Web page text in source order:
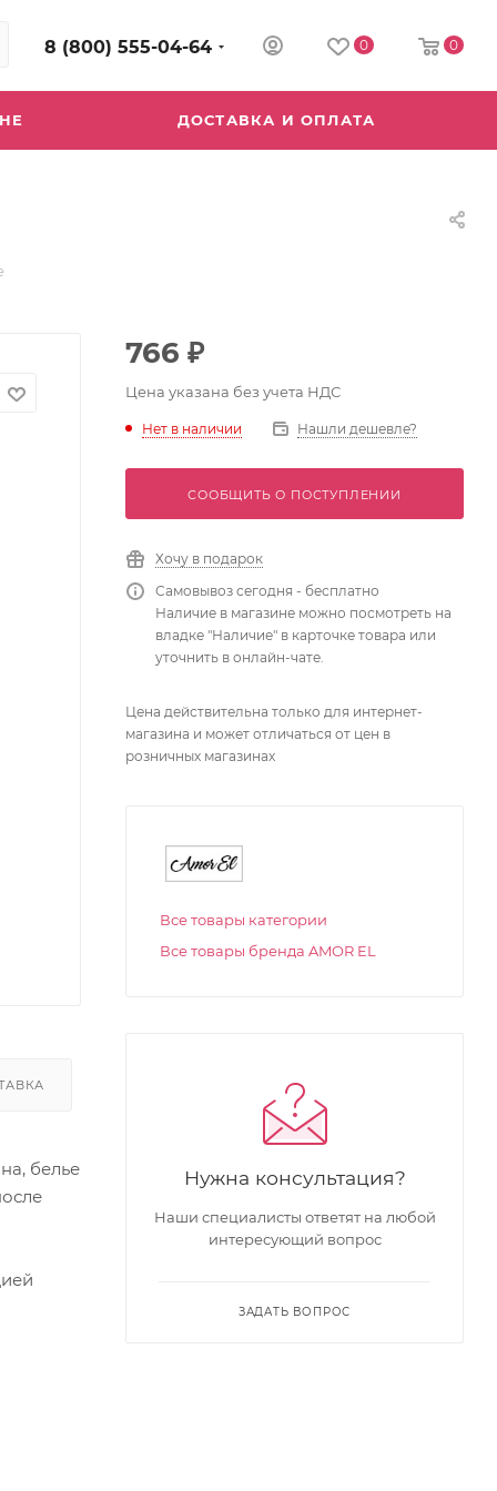
8 (800) 555-04-64 0 0
ДОСТАВКА И ОПЛАТА
белье
766 ₽
Цена указана без учета НДС
Нет в наличии Нашли дешевле?
СООБЩИТЬ О ПОСТУПЛЕНИИ
Хочу в подарок
Самовывоз сегодня - бесплатно
Наличие в магазине можно посмотреть на
владке "Наличие" в карточке товара или
уточнить в онлайн-чате.
Цена действительна только для интернет-
магазина и может отличаться от цен в
розничных магазинах
Все товары категории
Все товары бренда AMOR EL
Нужна консультация?
Наши специалисты ответят на любой
интересующий вопрос
ЗАДАТЬ ВОПРОС